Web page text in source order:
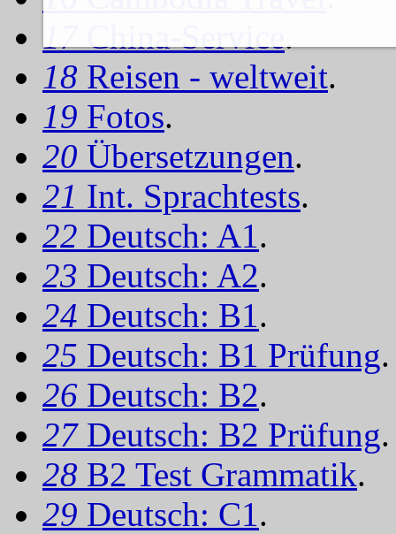
17China-Service.
18 Reisen - weltweit.
19 Fotos.
20 Übersetzungen.
21 Int. Sprachtests.
22 Deutsch: A1.
23 Deutsch: A2.
24 Deutsch: B1.
25 Deutsch: B1 Prüfung.
26 Deutsch: B2.
27 Deutsch: B2 Prüfung.
28 B2 Test Grammatik.
29 Deutsch: C1.